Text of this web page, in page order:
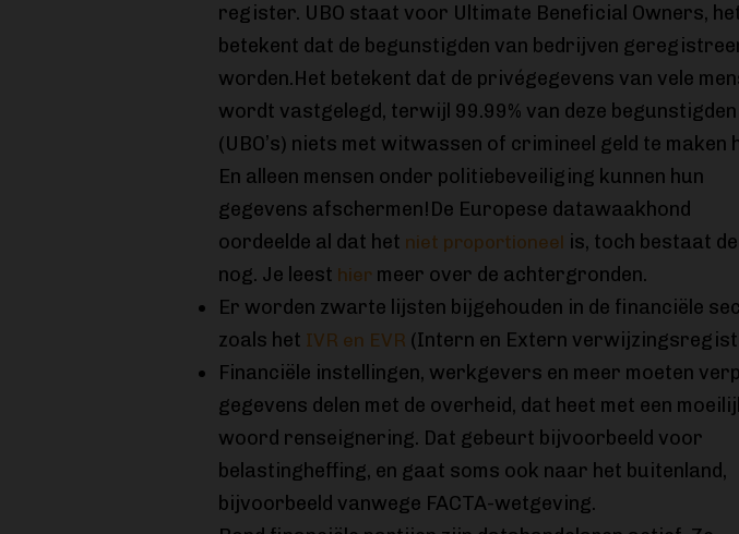
register. UBO staat voor Ultimate Beneficial Owners,
betekent dat de begunstigden van bedrijven
worden.Het betekent dat de privégegevens van vele
wordt vastgelegd, terwijl 99.99% van deze begunstigden
(UBO’s) niets met witwassen of crimineel geld te maken
En alleen mensen onder politiebeveiliging kunnen hun
gegevens afschermen!De Europese datawaakhond
oordeelde al dat het niet proportioneel is, toch bestaat
nog. Je leest hier meer over de achtergronden.
Er worden zwarte lijsten bijgehouden in de financiële
zoals het IVR en EVR (Intern en Extern
Financiële instellingen, werkgevers en meer moeten
gegevens delen met de overheid, dat heet met een
woord renseignering. Dat gebeurt bijvoorbeeld voor
belastingheffing, en gaat soms ook naar het buitenland,
bijvoorbeeld vanwege FACTA-wetgeving.